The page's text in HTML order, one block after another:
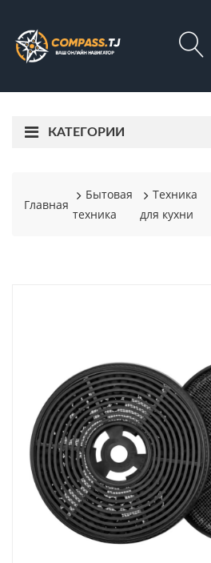
КАТЕГОРИИ
Главная
Бытовая
техника
Техника
для кухни